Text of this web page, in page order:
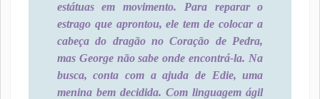
estátuas em movimento. Para reparar o
estrago que aprontou, ele tem de colocar a
cabeça do dragão no Coração de Pedra,
mas George não sabe onde encontrá-la. Na
busca, conta com a ajuda de Edie, uma
menina bem decidida. Com linguagem ágil